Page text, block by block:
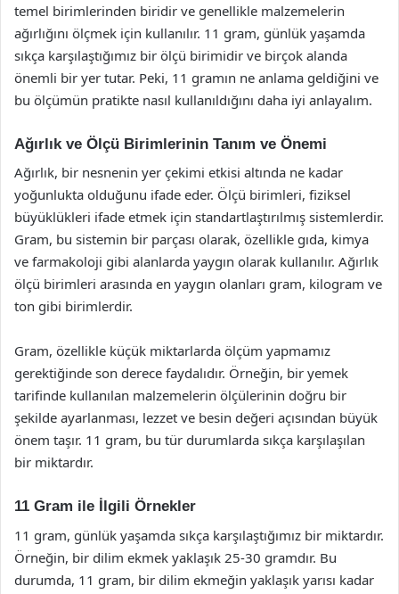
temel birimlerinden biridir ve genellikle malzemelerin
ağırlığını ölçmek için kullanılır. 11 gram, günlük yaşamda
sıkça karşılaştığımız bir ölçü birimidir ve birçok alanda
önemli bir yer tutar. Peki, 11 gramın ne anlama geldiğini ve
bu ölçümün pratikte nasıl kullanıldığını daha iyi anlayalım.
Ağırlık ve Ölçü Birimlerinin Tanım ve Önemi
Ağırlık, bir nesnenin yer çekimi etkisi altında ne kadar
yoğunlukta olduğunu ifade eder. Ölçü birimleri, fiziksel
büyüklükleri ifade etmek için standartlaştırılmış sistemlerdir.
Gram, bu sistemin bir parçası olarak, özellikle gıda, kimya
ve farmakoloji gibi alanlarda yaygın olarak kullanılır. Ağırlık
ölçü birimleri arasında en yaygın olanları gram, kilogram ve
ton gibi birimlerdir.
Gram, özellikle küçük miktarlarda ölçüm yapmamız
gerektiğinde son derece faydalıdır. Örneğin, bir yemek
tarifinde kullanılan malzemelerin ölçülerinin doğru bir
şekilde ayarlanması, lezzet ve besin değeri açısından büyük
önem taşır. 11 gram, bu tür durumlarda sıkça karşılaşılan
bir miktardır.
11 Gram ile İlgili Örnekler
11 gram, günlük yaşamda sıkça karşılaştığımız bir miktardır.
Örneğin, bir dilim ekmek yaklaşık 25-30 gramdır. Bu
durumda, 11 gram, bir dilim ekmeğin yaklaşık yarısı kadar